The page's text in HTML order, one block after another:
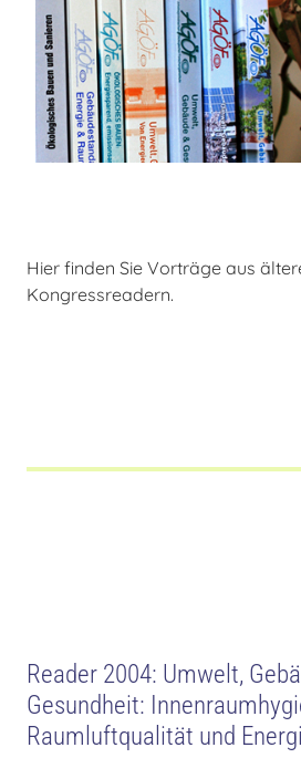
Hier finden Sie Vorträge aus
Kongressreadern.
Reader 2004: Umwelt,
Gesundheit:
Raumluftqualität und